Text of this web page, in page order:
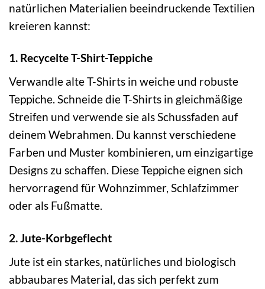
natürlichen Materialien beeindruckende Textilien
kreieren kannst:
1. Recycelte T-Shirt-Teppiche
Verwandle alte T-Shirts in weiche und robuste
Teppiche. Schneide die T-Shirts in gleichmäßige
Streifen und verwende sie als Schussfaden auf
deinem Webrahmen. Du kannst verschiedene
Farben und Muster kombinieren, um einzigartige
Designs zu schaffen. Diese Teppiche eignen sich
hervorragend für Wohnzimmer, Schlafzimmer
oder als Fußmatte.
2. Jute-Korbgeflecht
Jute ist ein starkes, natürliches und biologisch
abbaubares Material, das sich perfekt zum